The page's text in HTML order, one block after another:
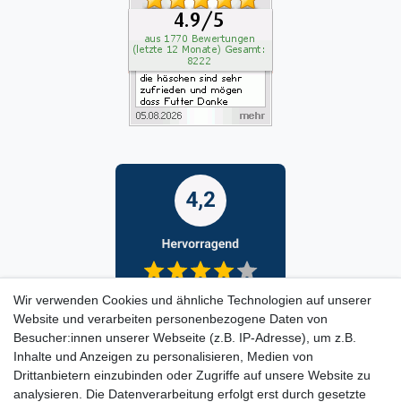
Wir verwenden Cookies und ähnliche Technologien auf unserer
Website und verarbeiten personenbezogene Daten von
Besucher:innen unserer Webseite (z.B. IP-Adresse), um z.B.
Inhalte und Anzeigen zu personalisieren, Medien von
Drittanbietern einzubinden oder Zugriffe auf unsere Website zu
analysieren. Die Datenverarbeitung erfolgt erst durch gesetzte